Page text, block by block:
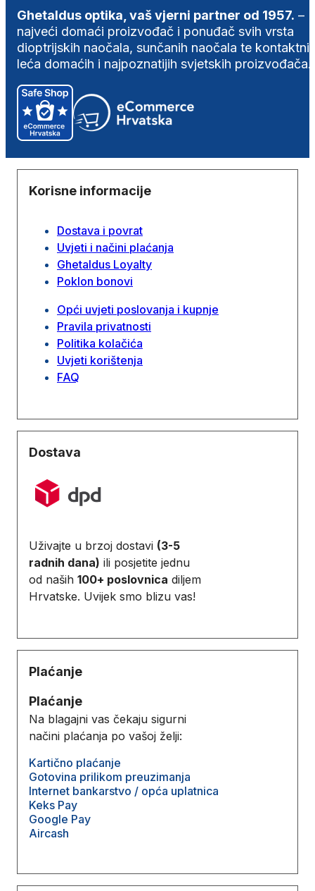
Ghetaldus optika, vaš vjerni partner od 1957. –
najveći domaći proizvođač i ponuđač svih vrsta
dioptrijskih naočala, sunčanih naočala te
leća domaćih i najpoznatijih svjetskih proizvođača.
Korisne informacije
Dostava i povrat
Uvjeti i načini plaćanja
Ghetaldus Loyalty
Poklon bonovi
Opći uvjeti poslovanja i kupnje
Pravila privatnosti
Politika kolačića
Uvjeti korištenja
FAQ
Dostava
Uživajte u brzoj dostavi (3-5
radnih dana) ili posjetite jednu
od naših 100+ poslovnica diljem
Hrvatske. Uvijek smo blizu vas!
Plaćanje
Plaćanje
Na blagajni vas čekaju sigurni
načini plaćanja po vašoj želji:
Kartično plaćanje
Gotovina prilikom preuzimanja
Internet bankarstvo / opća uplatnica
Keks Pay
Google Pay
Aircash